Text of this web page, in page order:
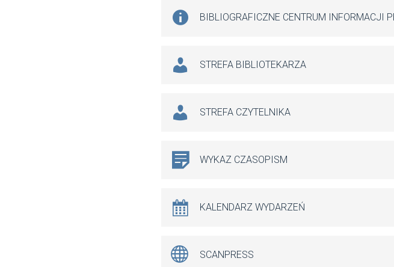
BIBLIOGRAFICZNE CENTRUM INFORMACJI
STREFA BIBLIOTEKARZA
STREFA CZYTELNIKA
WYKAZ CZASOPISM
KALENDARZ WYDARZEŃ
SCANPRESS